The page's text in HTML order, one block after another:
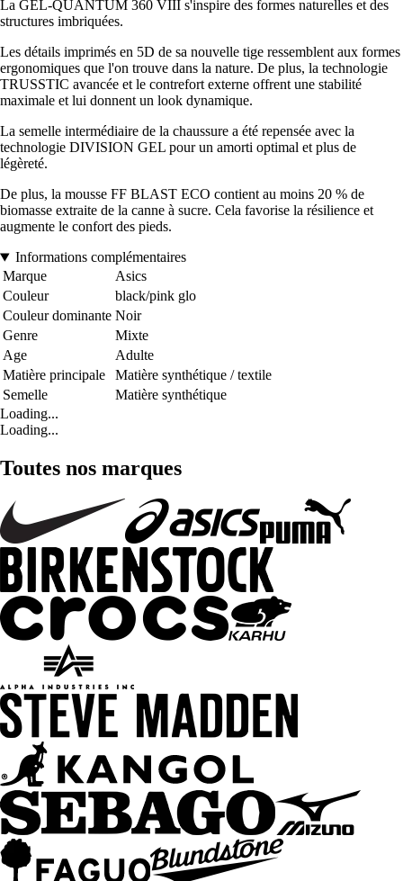
La GEL-QUANTUM 360 VIII s'inspire des formes naturelles et des
structures imbriquées.
Les détails imprimés en 5D de sa nouvelle tige ressemblent aux formes
ergonomiques que l'on trouve dans la nature. De plus, la technologie
TRUSSTIC avancée et le contrefort externe offrent une stabilité
maximale et lui donnent un look dynamique.
La semelle intermédiaire de la chaussure a été repensée avec la
technologie DIVISION GEL pour un amorti optimal et plus de
légèreté.
De plus, la mousse FF BLAST ECO contient au moins 20 % de
biomasse extraite de la canne à sucre. Cela favorise la résilience et
augmente le confort des pieds.
Informations complémentaires
Marque
Asics
Couleur
black/pink glo
Couleur dominante Noir
Genre
Mixte
Age
Adulte
Matière principale
Matière synthétique / textile
Semelle
Matière synthétique
Loading...
Loading...
Toutes nos marques